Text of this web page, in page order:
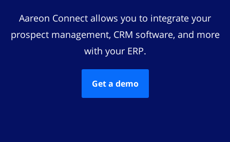
Aareon Connect allows you to integrate your
prospect management, CRM software, and more
with your ERP.
Get a demo